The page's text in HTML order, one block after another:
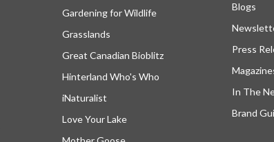
Gardening for Wildlife
Grasslands
Great Canadian Bioblitz
Hinterland Who's Who
iNaturalist
Love Your Lake
Blogs
Press
In The
Brand